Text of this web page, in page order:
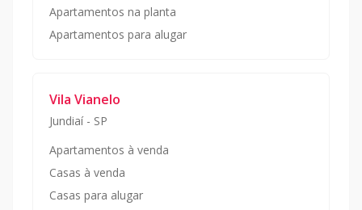
Apartamentos na planta
Apartamentos para alugar
Vila Vianelo
Jundiaí - SP
Apartamentos à venda
Casas à venda
Casas para alugar